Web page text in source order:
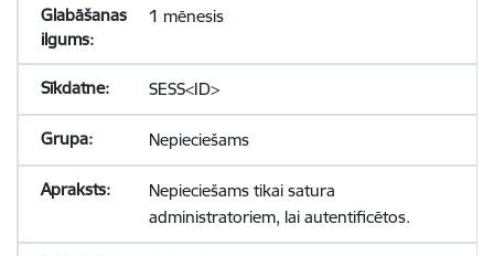
1 mēnesis
SESS<ID>
Nepieciešams
Nepieciešams tikai satura
administratoriem, lai autentificētos.